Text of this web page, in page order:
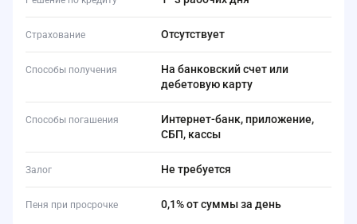
Страхование Отсутствует
Способы получения
На банковский счет или
дебетовую карту
Способы погашения
Интернет-банк, приложение,
СБП, кассы
Залог Не требуется
Пеня при просрочке 0,1% от суммы за день